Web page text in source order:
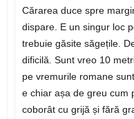
Cărarea duce spre
dispare. E un singur loc
trebuie găsite săgețile.
dificilă. Sunt vreo 10
pe vremurile romane
e chiar așa de greu cum
coborât cu grijă și fără